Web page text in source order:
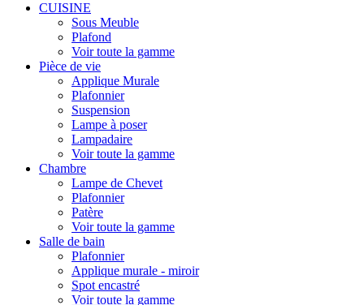
CUISINE
Sous Meuble
Plafond
Voir toute la gamme
Pièce de vie
Applique Murale
Plafonnier
Suspension
Lampe à poser
Lampadaire
Voir toute la gamme
Chambre
Lampe de Chevet
Plafonnier
Patère
Voir toute la gamme
Salle de bain
Plafonnier
Applique murale - miroir
Spot encastré
Voir toute la gamme